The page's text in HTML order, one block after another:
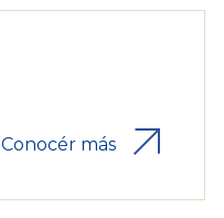
Conocér más